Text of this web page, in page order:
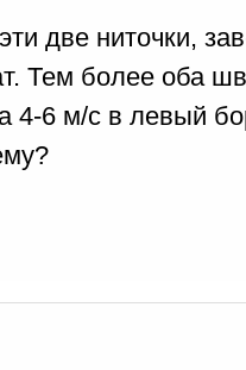
две ниточки,
Тем более оба
4-6 м/с в левый